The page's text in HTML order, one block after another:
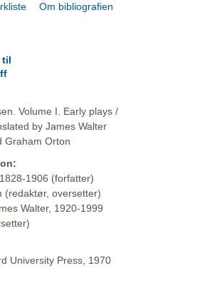
Om bibliografien
Volume I. Early plays /
by James Walter
Graham Orton
1906 (forfatter)
(redaktør, oversetter)
Walter, 1920-1999
University Press, 1970